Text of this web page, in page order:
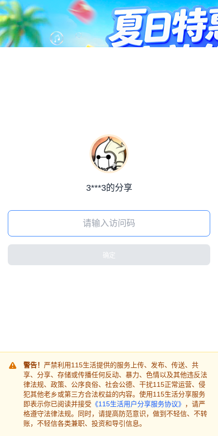
3***3的分享
确定
警告！ 严禁利用115生活提供的服务上传、发布、传送、共
享、分享、存储或传播任何反动、暴力、色情以及其他违反法
律法规、政策、公序良俗、社会公德、干扰115正常运营、侵
犯其他老乡或第三方合法权益的内容。使用115生活分享服务
即表示你已阅读并接受 《115生活用户分享服务协议》 ，请严
格遵守法律法规。同时，请提高防范意识，做到不轻信、不转
账，不轻信各类兼职、投资和导引信息。